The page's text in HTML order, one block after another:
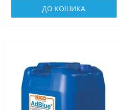
ДО КОШИКА